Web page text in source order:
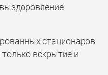
стационаров
вскрытие и